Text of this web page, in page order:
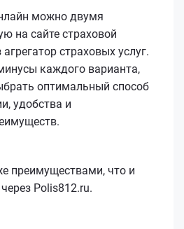
можно двумя
на сайте страховой
страховых услуг.
каждого варианта,
оптимальный способ
удобства и
преимуществами, что и
Polis812.ru.